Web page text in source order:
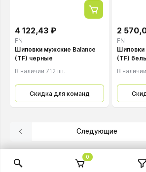
FN
4 122,43 ₽
Шиповки мужские Balance
(TF) черные
В наличии 712 шт.
Скидка для команд
FN
2
Шиповки
(TF)
В
Следующие
0